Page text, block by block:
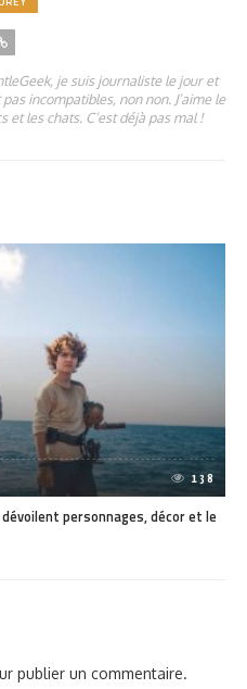
je suis journaliste le jour et
incompatibles, non non. J’aime le
et les chats. C’est déjà pas mal !
138
personnages, décor et le
publier un commentaire.